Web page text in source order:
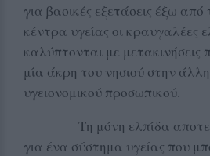
για βασικές εξετάσεις έξω
κέντρα υγείας οι κραυγαλέες
καλύπτονται με μετακινήσεις
μία άκρη του νησιού στην
υγειονομικού προσωπικού.
Τη μόνη ελπίδα
για ένα σύστημα υγείας που